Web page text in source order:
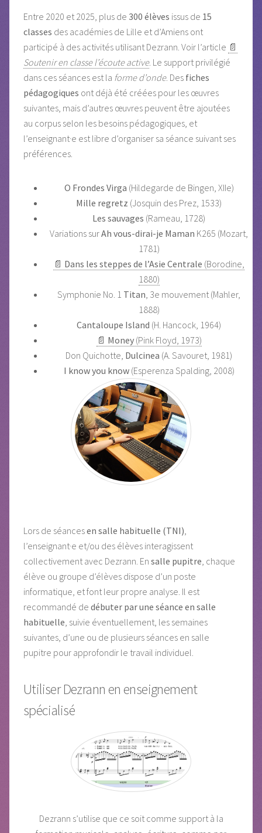
Entre 2020 et 2025, plus de 300 élèves issus de 15
classes des académies de Lille et d’Amiens ont
participé à des activités utilisant Dezrann. Voir l’article 📄
Soutenir en classe l’écoute active. Le support privilégié
dans ces séances est la forme d’onde. Des fiches
pédagogiques ont déjà été créées pour les œuvres
suivantes, mais d’autres œuvres peuvent être ajoutées
au corpus selon les besoins pédagogiques, et
l’enseignant·e est libre d’organiser sa séance suivant ses
préférences.
O Frondes Virga (Hildegarde de Bingen, XIIe)
Mille regretz (Josquin des Prez, 1533)
Les sauvages (Rameau, 1728)
Variations surAh vous-dirai-je Maman K265 (Mozart,
1781)
📄 Dans les steppes de l’Asie Centrale (Borodine,
1880)
Symphonie No. 1 Titan, 3e mouvement (Mahler,
1888)
Cantaloupe Island (H. Hancock, 1964)
📄 Money(Pink Floyd, 1973)
Don Quichotte, Dulcinea (A. Savouret, 1981)
I know you know(Esperenza Spalding, 2008)
Lors de séancesen salle habituelle (TNI),
l’enseignant·e et/ou des élèves interagissent
collectivement avec Dezrann. En salle pupitre, chaque
élève ou groupe d’élèves dispose d’un poste
informatique, et font leur propre analyse. Il est
recommandé de débuter par une séance en salle
habituelle, suivie éventuellement, les semaines
suivantes, d’une ou de plusieurs séances en salle
pupitre pour approfondir le travail individuel.
Utiliser Dezrann en enseignement
spécialisé
Dezrann s’utilise que ce soit comme support à la